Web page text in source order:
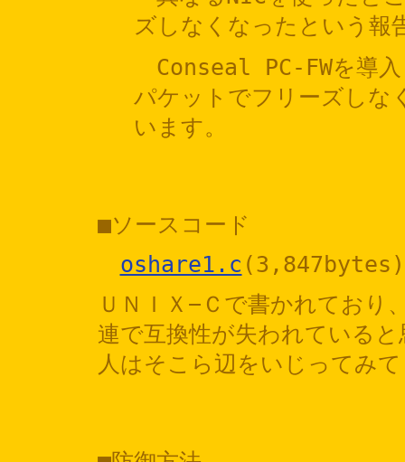
ズしなくなったという報
Conseal PC-FWを導入
パケットでフリーズしな
います。
■ソースコード
oshare1.c (3,847bytes)
ＵＮＩＸ−Ｃで書かれてお
連で互換性が失われている
人はそこら辺をいじってみ